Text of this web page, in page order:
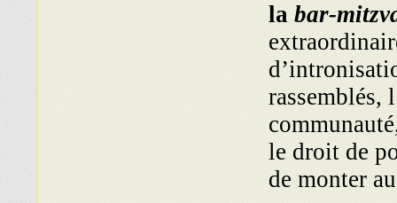
la bar-
rassemblés,
le droit de
de monter